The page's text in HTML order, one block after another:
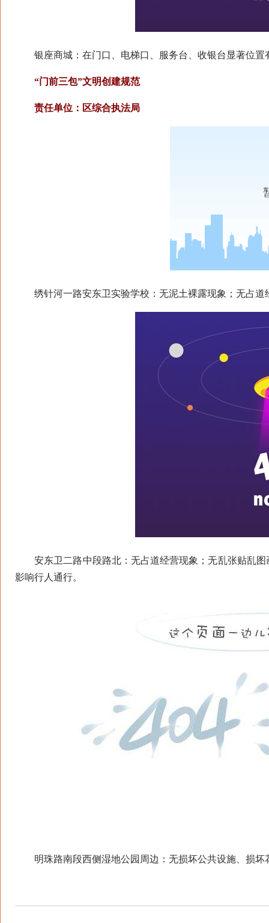
银座商城：在门口、电梯口、服务台、收银台显著位置
“门前三包”文明创建规范
责任单位：区综合执法局
绣针河一路安东卫实验学校：无泥土裸露现象；无占道
安东卫二路中段路北：无占道经营现象；无乱张贴乱图
影响行人通行。
明珠路南段西侧湿地公园周边：无损坏公共设施、损坏